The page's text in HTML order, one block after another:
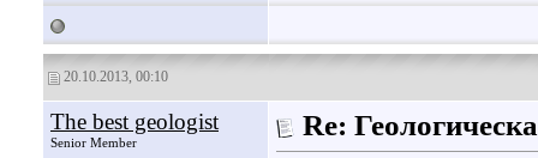
20.10.2013, 00:10
The best geologist
Senior Member
Re: